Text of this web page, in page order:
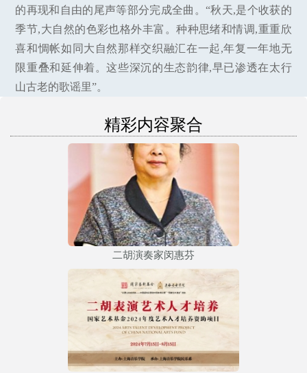
的再现和自由的尾声等部分完成全曲。“秋天,是个收获的
季节,大自然的色彩也格外丰富。种种思绪和情调,重重欣
喜和惆帐如同大自然那样交织融汇在一起,年复一年地无
限重叠和延伸着。这些深沉的生态韵律,早已渗透在太行
山古老的歌谣里”。
精彩内容聚合
二胡演奏家闵惠芬